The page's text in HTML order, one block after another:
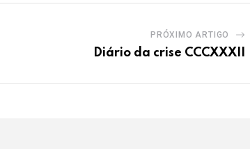
PRÓXIMO ARTIGO
Diário da crise CCCXXXII